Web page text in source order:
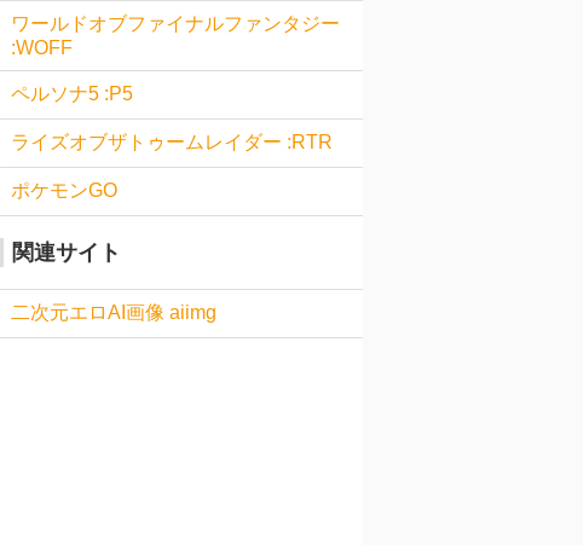
ワールドオブファイナルファンタジー
:WOFF
ペルソナ5 :P5
ライズオブザトゥームレイダー :RTR
ポケモンGO
関連サイト
二次元エロAI画像 aiimg